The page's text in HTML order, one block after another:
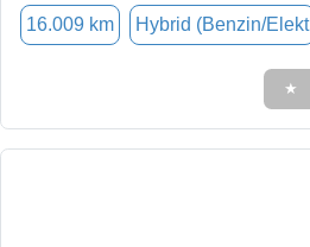
16.009 km Hybrid (Benzin/Elekt
★